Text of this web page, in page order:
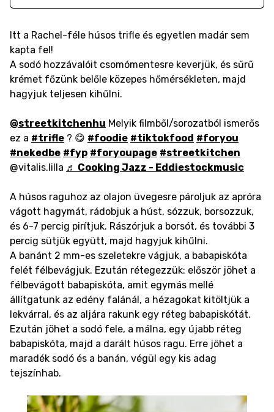
Itt a Rachel-féle húsos trifle és egyetlen madár sem
kapta fel!
A sodó hozzávalóit csomómentesre keverjük, és sűrű
krémet főzünk belőle közepes hőmérsékleten, majd
hagyjuk teljesen kihűlni.
@streetkitchenhu Melyik filmből/sorozatból ismerős
ez a #trifle ? 😋 #foodie #tiktokfood #foryou
#nekedbe #fyp #foryoupage #streetkitchen
@vitalis.lilla ♬ Cooking Jazz - Eddiestockmusic
A húsos raguhoz az olajon üvegesre pároljuk az apróra
vágott hagymát, rádobjuk a húst, sózzuk, borsozzuk,
és 6-7 percig pirítjuk. Rászórjuk a borsót, és további 3
percig sütjük együtt, majd hagyjuk kihűlni.
A banánt 2 mm-es szeletekre vágjuk, a babapiskóta
felét félbevágjuk. Ezután rétegezzük: először jöhet a
félbevágott babapiskóta, amit egymás mellé
állítgatunk az edény falánál, a hézagokat kitöltjük a
lekvárral, és az aljára rakunk egy réteg babapiskótát.
Ezután jöhet a sodó fele, a málna, egy újabb réteg
babapiskóta, majd a darált húsos ragu. Erre jöhet a
maradék sodó és a banán, végül egy kis adag
tejszínhab.